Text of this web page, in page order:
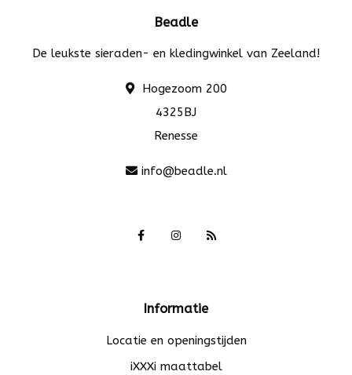
Beadle
De leukste sieraden- en kledingwinkel van Zeeland!
Hogezoom 200
4325BJ
Renesse
info@beadle.nl
Informatie
Locatie en openingstijden
iXXXi maattabel